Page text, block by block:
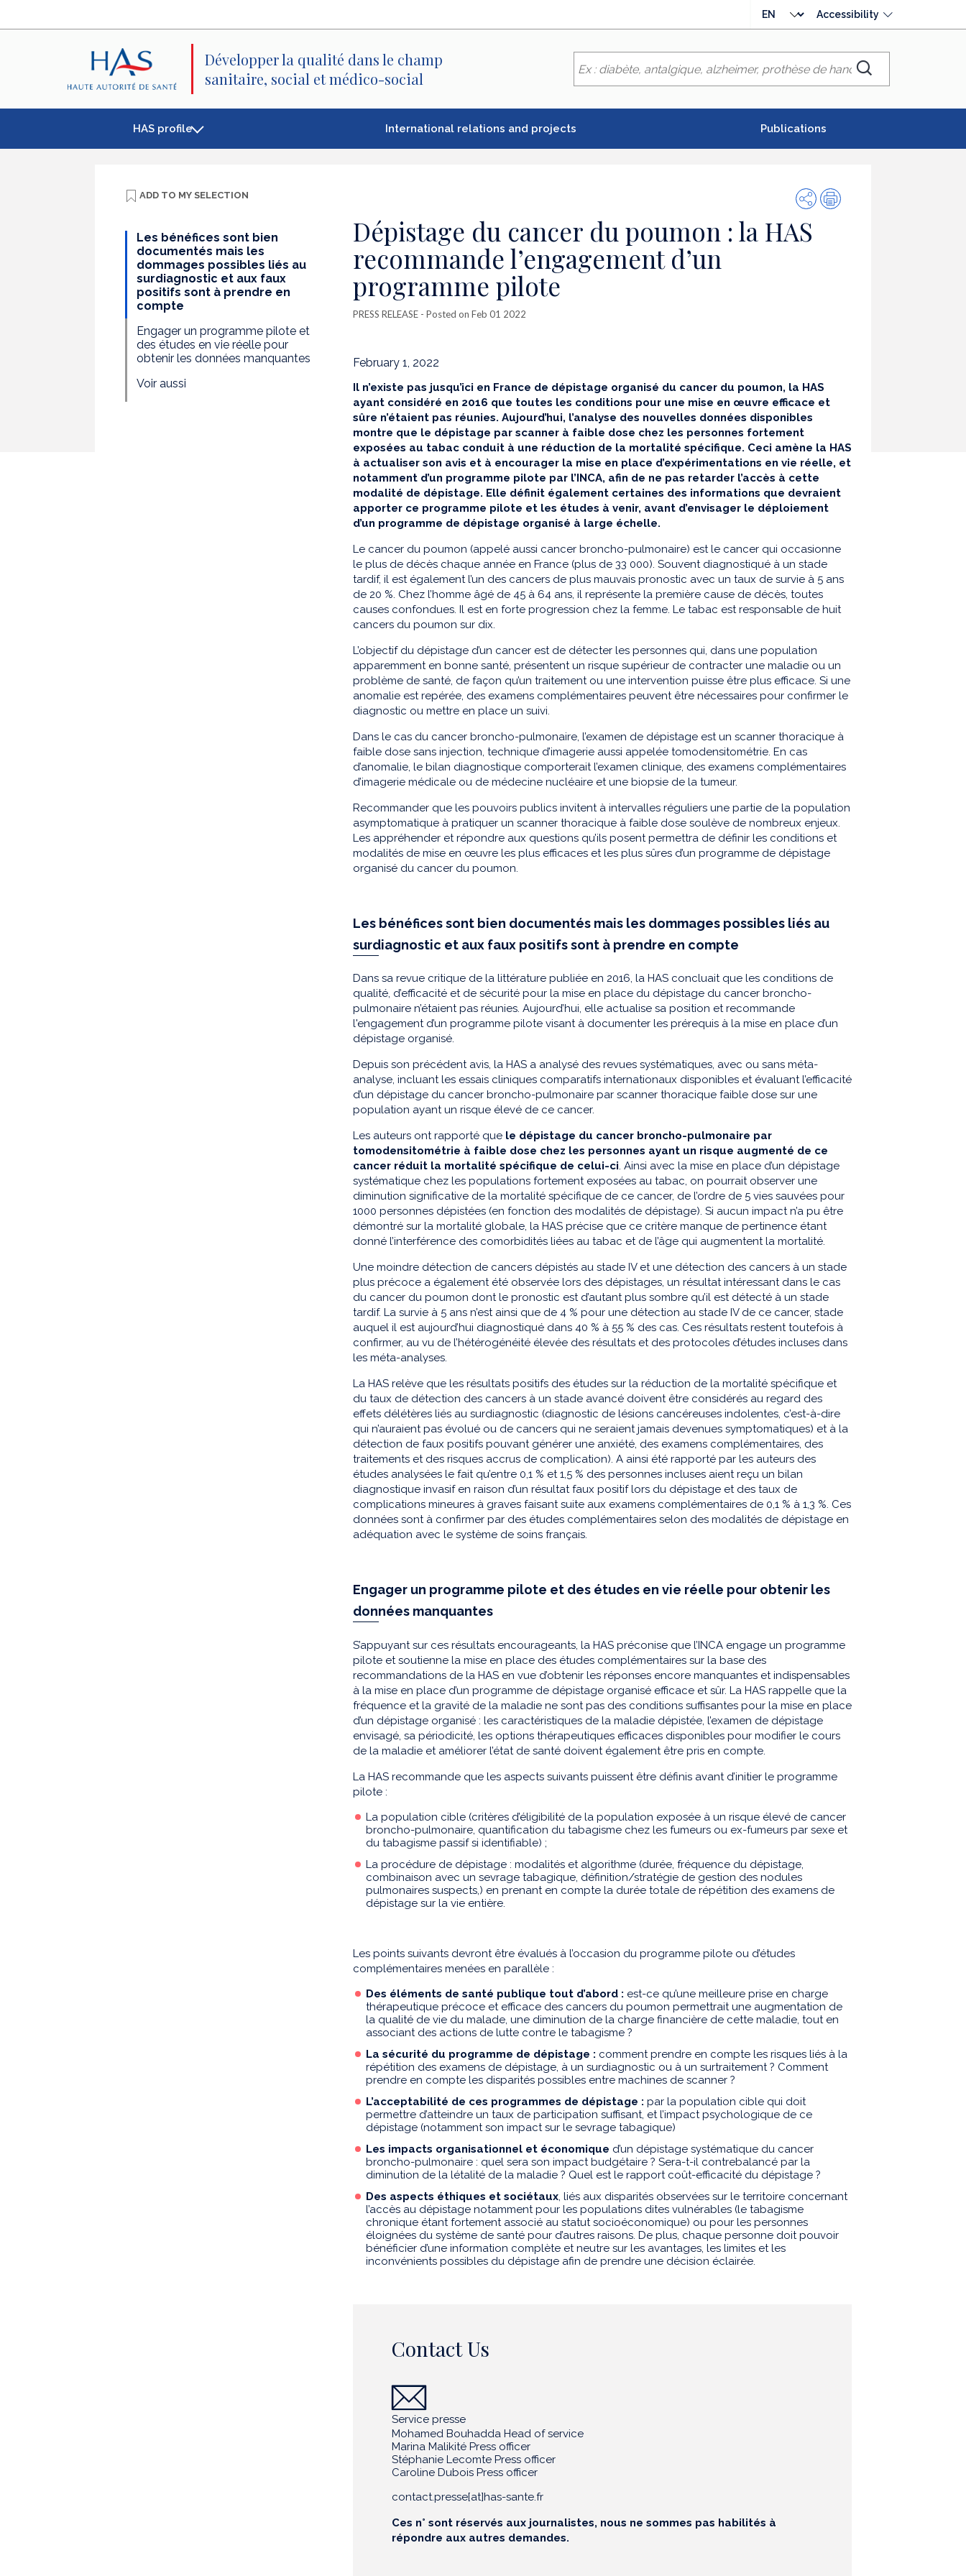
language
Accessibility
Développer la qualité dans le champ
sanitaire, social et médico-social
Chercher
HAS profile International relations and projects Publications
ADD TO MY SELECTION
Les bénéfices sont bien
documentés mais les
dommages possibles liés au
surdiagnostic et aux faux
positifs sont à prendre en
compte
Engager un programme pilote et
des études en vie réelle pour
obtenir les données manquantes
Voir aussi
SharePrint
Dépistage du cancer du poumon : la HAS
recommande l’engagement d’un
programme pilote
PRESS RELEASE - Posted on Feb 01 2022
February 1, 2022
Il n’existe pas jusqu’ici en France de dépistage organisé du cancer du poumon, la HAS
ayant considéré en 2016 que toutes les conditions pour une mise en œuvre efficace et
sûre n’étaient pas réunies. Aujourd’hui, l’analyse des nouvelles données disponibles
montre que le dépistage par scanner à faible dose chez les personnes fortement
exposées au tabac conduit à une réduction de la mortalité spécifique. Ceci amène la HAS
à actualiser son avis et à encourager la mise en place d’expérimentations en vie réelle, et
notamment d’un programme pilote par l’INCA, afin de ne pas retarder l’accès à cette
modalité de dépistage. Elle définit également certaines des informations que devraient
apporter ce programme pilote et les études à venir, avant d’envisager le déploiement
d’un programme de dépistage organisé à large échelle.
Le cancer du poumon (appelé aussi cancer broncho-pulmonaire) est le cancer qui occasionne
le plus de décès chaque année en France (plus de 33 000). Souvent diagnostiqué à un stade
tardif, il est également l’un des cancers de plus mauvais pronostic avec un taux de survie à 5 ans
de 20 %. Chez l’homme âgé de 45 à 64 ans, il représente la première cause de décès, toutes
causes confondues. Il est en forte progression chez la femme. Le tabac est responsable de huit
cancers du poumon sur dix.
L’objectif du dépistage d’un cancer est de détecter les personnes qui, dans une population
apparemment en bonne santé, présentent un risque supérieur de contracter une maladie ou un
problème de santé, de façon qu’un traitement ou une intervention puisse être plus efficace. Si une
anomalie est repérée, des examens complémentaires peuvent être nécessaires pour confirmer le
diagnostic ou mettre en place un suivi.
Dans le cas du cancer broncho-pulmonaire, l’examen de dépistage est un scanner thoracique à
faible dose sans injection, technique d’imagerie aussi appelée tomodensitométrie. En cas
d’anomalie, le bilan diagnostique comporterait l’examen clinique, des examens complémentaires
d’imagerie médicale ou de médecine nucléaire et une biopsie de la tumeur.
Recommander que les pouvoirs publics invitent à intervalles réguliers une partie de la population
asymptomatique à pratiquer un scanner thoracique à faible dose soulève de nombreux enjeux.
Les appréhender et répondre aux questions qu’ils posent permettra de définir les conditions et
modalités de mise en œuvre les plus efficaces et les plus sûres d’un programme de dépistage
organisé du cancer du poumon.
Les bénéfices sont bien documentés mais les dommages possibles liés au
surdiagnostic et aux faux positifs sont à prendre en compte
Dans sa revue critique de la littérature publiée en 2016, la HAS concluait que les conditions de
qualité, d’efficacité et de sécurité pour la mise en place du dépistage du cancer broncho-
pulmonaire n’étaient pas réunies. Aujourd’hui, elle actualise sa position et recommande
l'engagement d’un programme pilote visant à documenter les prérequis à la mise en place d’un
dépistage organisé.
Depuis son précédent avis, la HAS a analysé des revues systématiques, avec ou sans méta-
analyse, incluant les essais cliniques comparatifs internationaux disponibles et évaluant l’efficacité
d’un dépistage du cancer broncho-pulmonaire par scanner thoracique faible dose sur une
population ayant un risque élevé de ce cancer.
Les auteurs ont rapporté que le dépistage du cancer broncho-pulmonaire par
tomodensitométrie à faible dose chez les personnes ayant un risque augmenté de ce
cancer réduit la mortalité spécifique de celui-ci. Ainsi avec la mise en place d’un dépistage
systématique chez les populations fortement exposées au tabac, on pourrait observer une
diminution significative de la mortalité spécifique de ce cancer, de l’ordre de 5 vies sauvées pour
1000 personnes dépistées (en fonction des modalités de dépistage). Si aucun impact n’a pu être
démontré sur la mortalité globale, la HAS précise que ce critère manque de pertinence étant
donné l’interférence des comorbidités liées au tabac et de l’âge qui augmentent la mortalité.
Une moindre détection de cancers dépistés au stade IV et une détection des cancers à un stade
plus précoce a également été observée lors des dépistages, un résultat intéressant dans le cas
du cancer du poumon dont le pronostic est d’autant plus sombre qu’il est détecté à un stade
tardif. La survie à 5 ans n’est ainsi que de 4 % pour une détection au stade IV de ce cancer, stade
auquel il est aujourd’hui diagnostiqué dans 40 % à 55 % des cas. Ces résultats restent toutefois à
confirmer, au vu de l’hétérogénéité élevée des résultats et des protocoles d’études incluses dans
les méta-analyses.
La HAS relève que les résultats positifs des études sur la réduction de la mortalité spécifique et
du taux de détection des cancers à un stade avancé doivent être considérés au regard des
effets délétères liés au surdiagnostic (diagnostic de lésions cancéreuses indolentes, c’est-à-dire
qui n’auraient pas évolué ou de cancers qui ne seraient jamais devenues symptomatiques) et à la
détection de faux positifs pouvant générer une anxiété, des examens complémentaires, des
traitements et des risques accrus de complication). A ainsi été rapporté par les auteurs des
études analysées le fait qu’entre 0,1 % et 1,5 % des personnes incluses aient reçu un bilan
diagnostique invasif en raison d’un résultat faux positif lors du dépistage et des taux de
complications mineures à graves faisant suite aux examens complémentaires de 0,1 % à 1,3 %. Ces
données sont à confirmer par des études complémentaires selon des modalités de dépistage en
adéquation avec le système de soins français.
Engager un programme pilote et des études en vie réelle pour obtenir les
données manquantes
S’appuyant sur ces résultats encourageants, la HAS préconise que l’INCA engage un programme
pilote et soutienne la mise en place des études complémentaires sur la base des
recommandations de la HAS en vue d’obtenir les réponses encore manquantes et indispensables
à la mise en place d’un programme de dépistage organisé efficace et sûr. La HAS rappelle que la
fréquence et la gravité de la maladie ne sont pas des conditions suffisantes pour la mise en place
d’un dépistage organisé : les caractéristiques de la maladie dépistée, l’examen de dépistage
envisagé, sa périodicité, les options thérapeutiques efficaces disponibles pour modifier le cours
de la maladie et améliorer l’état de santé doivent également être pris en compte.
La HAS recommande que les aspects suivants puissent être définis avant d’initier le programme
pilote :
La population cible (critères d’éligibilité de la population exposée à un risque élevé de cancer
broncho-pulmonaire, quantification du tabagisme chez les fumeurs ou ex-fumeurs par sexe et
du tabagisme passif si identifiable) ;
La procédure de dépistage : modalités et algorithme (durée, fréquence du dépistage,
combinaison avec un sevrage tabagique, définition/stratégie de gestion des nodules
pulmonaires suspects,) en prenant en compte la durée totale de répétition des examens de
dépistage sur la vie entière.
Les points suivants devront être évalués à l’occasion du programme pilote ou d’études
complémentaires menées en parallèle :
Des éléments de santé publique tout d’abord : est-ce qu’une meilleure prise en charge
thérapeutique précoce et efficace des cancers du poumon permettrait une augmentation de
la qualité de vie du malade, une diminution de la charge financière de cette maladie, tout en
associant des actions de lutte contre le tabagisme ?
La sécurité du programme de dépistage : comment prendre en compte les risques liés à la
répétition des examens de dépistage, à un surdiagnostic ou à un surtraitement ? Comment
prendre en compte les disparités possibles entre machines de scanner ?
L’acceptabilité de ces programmes de dépistage : par la population cible qui doit
permettre d’atteindre un taux de participation suffisant, et l’impact psychologique de ce
dépistage (notamment son impact sur le sevrage tabagique)
Les impacts organisationnel et économique d’un dépistage systématique du cancer
broncho-pulmonaire : quel sera son impact budgétaire ? Sera-t-il contrebalancé par la
diminution de la létalité de la maladie ? Quel est le rapport coût-efficacité du dépistage ?
Des aspects éthiques et sociétaux, liés aux disparités observées sur le territoire concernant
l’accès au dépistage notamment pour les populations dites vulnérables (le tabagisme
chronique étant fortement associé au statut socioéconomique) ou pour les personnes
éloignées du système de santé pour d’autres raisons. De plus, chaque personne doit pouvoir
bénéficier d’une information complète et neutre sur les avantages, les limites et les
inconvénients possibles du dépistage afin de prendre une décision éclairée.
Contact Us
Service presse
Mohamed Bouhadda Head of service
Marina Malikité Press officer
Stéphanie Lecomte Press officer
Caroline Dubois Press officer
contact.presse[at]has-sante.fr
Ces n° sont réservés aux journalistes, nous ne sommes pas habilités à
répondre aux autres demandes.